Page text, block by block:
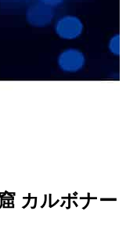
カルボナー